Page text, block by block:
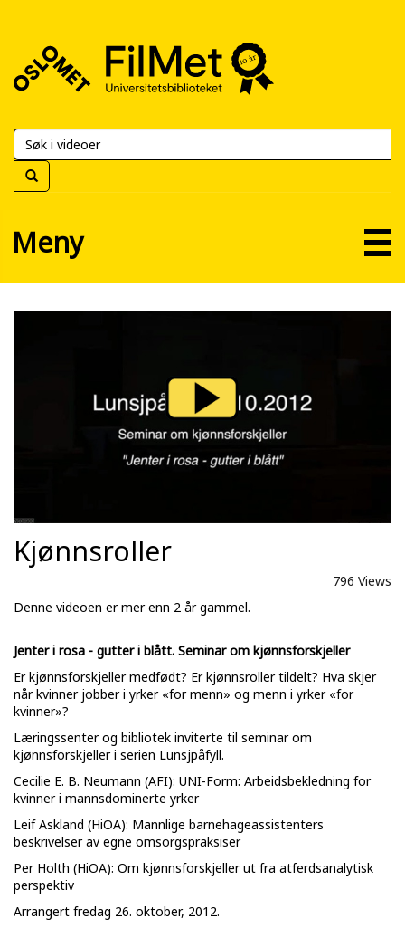
FilMet
Universitetsbiblioteket
Meny
Kjønnsroller
796 Views
Denne videoen er mer enn 2 år gammel.
Jenter i rosa - gutter i blått. Seminar om kjønnsforskjeller
Er kjønnsforskjeller medfødt? Er kjønnsroller tildelt? Hva skjer
når kvinner jobber i yrker «for menn» og menn i yrker «for
kvinner»?
Læringssenter og bibliotek inviterte til seminar om
kjønnsforskjeller i serien Lunsjpåfyll.
Cecilie E. B. Neumann (AFI): UNI-Form: Arbeidsbekledning for
kvinner i mannsdominerte yrker
Leif Askland (HiOA): Mannlige barnehageassistenters
beskrivelser av egne omsorgspraksiser
Per Holth (HiOA): Om kjønnsforskjeller ut fra atferdsanalytisk
perspektiv
Arrangert fredag 26. oktober, 2012.